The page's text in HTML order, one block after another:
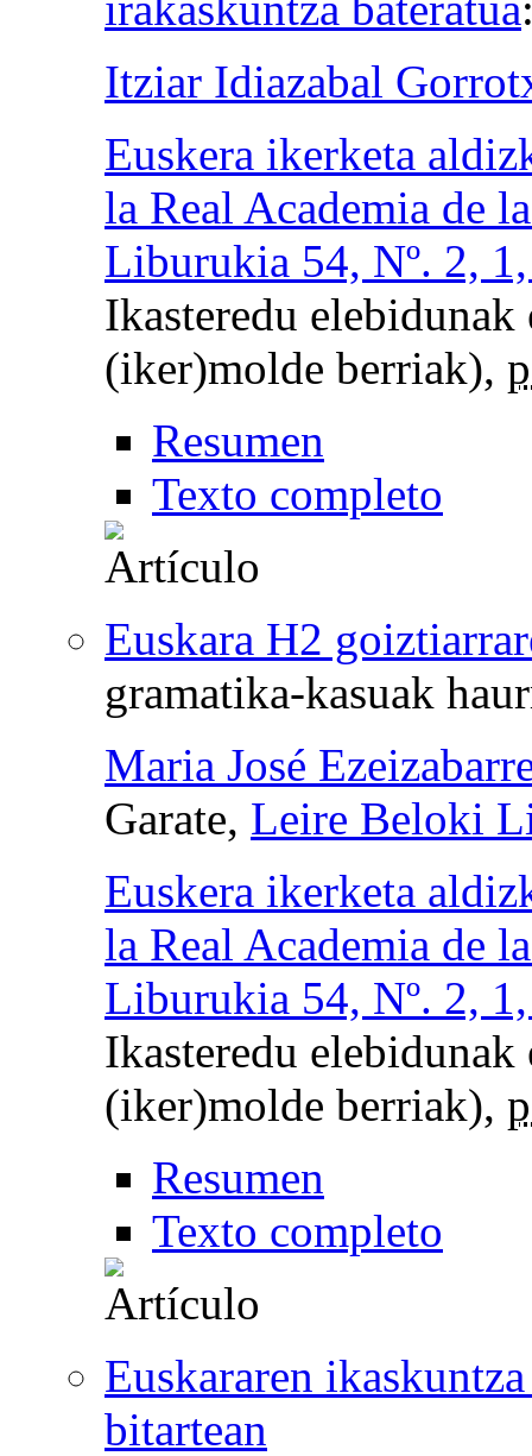
Itziar Idiazabal
Euskera ikerketa
la Real Academia de
Liburukia 54, Nº. 2,
Ikasteredu elebidunak
(iker)molde berriak),
Resumen
Texto completo
Euskara H2
gramatika-kasuak
Maria José
Garate, Leire Beloki
Euskera ikerketa
la Real Academia de
Liburukia 54, Nº. 2,
Ikasteredu elebidunak
(iker)molde berriak),
Resumen
Texto completo
Euskararen
bitartean